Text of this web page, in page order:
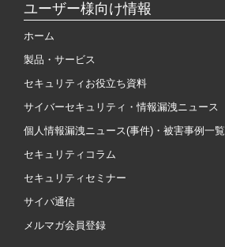
ユーザー様向け情報
ホーム
製品・サービス
セキュリティお役立ち資料
サイバーセキュリティ・情報漏洩ニュース
個人情報漏洩ニュース(事件)・被害事例一覧
セキュリティコラム
セキュリティセミナー
サイバ通信
メルマガ会員登録